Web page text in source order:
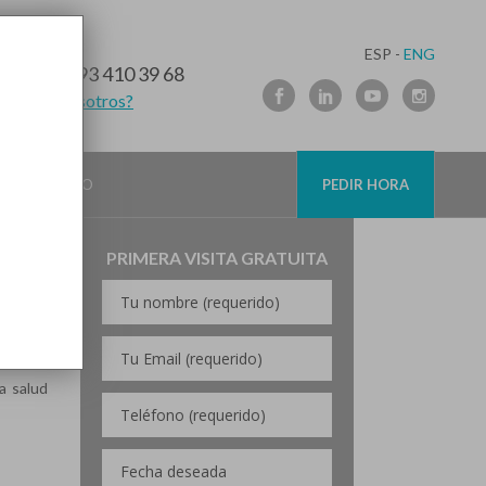
93 410 39 68
nosotros?
ESP - ENG
CONTACTO PEDIR HORA
salud
PRIMERA VISITA GRATUITA